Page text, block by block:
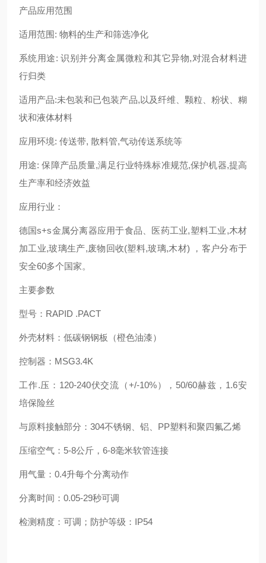
产品应用范围
适用范围: 物料的生产和筛选净化
系统用途: 识别并分离金属微粒和其它异物,对混合材料进
行归类
适用产品:未包装和已包装产品,以及纤维、颗粒、粉状、糊
状和液体材料
应用环境: 传送带, 散料管,气动传送系统等
用途: 保障产品质量,满足行业特殊标准规范,保护机器,提高
生产率和经济效益
应用行业：
德国s+s金属分离器应用于食品、医药工业,塑料工业,木材
加工业,玻璃生产,废物回收(塑料,玻璃,木材) ，客户分布于
安全60多个国家。
主要参数
型号：RAPID .PACT
外壳材料：低碳钢钢板（橙色油漆）
控制器：MSG3.4K
工作.压：120-240伏交流（+/-10%），50/60赫兹，1.6安
培保险丝
与原料接触部分：304不锈钢、铝、PP塑料和聚四氟乙烯
压缩空气：5-8公斤，6-8毫米软管连接
用气量：0.4升每个分离动作
分离时间：0.05-29秒可调
检测精度：可调；防护等级：IP54